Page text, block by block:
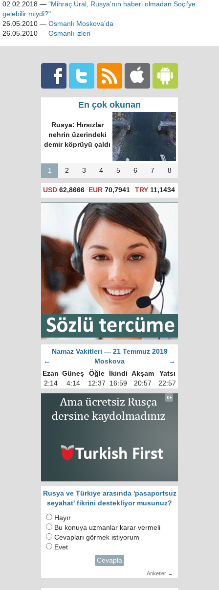
02.02.2018 — "Mihraç Ural, Rusya’nın haberi olmadan Soçi’ye
gelebilir miydi?"
26.05.2010 — Osmanlı Moskova’da
26.05.2010 — Osmanlı izleri
En çok okunan
Rusya: Hırsızlar
nehrin üzerindeki
demir köprüyü çaldı
1 2 3 4 5 6 7 8
USD 62,8666 EUR 70,7941 TRY 11,1434
Namaz Vakitleri — 21 Temmuz 2019
←
Moskova
→
Ezan Güneş Öğle İkindi Akşam
Yatsı
2:14
4:14 12:37 16:59 20:57 22:57
Rusya ve Türkiye arasında 'pasaportsuz
seyahat' fikrini destekliyor musunuz?
Hayır
Bu konuya uzmanlar karar vermeli
Cevapları görmek istiyorum
Evet
Cevapla
Anketler →